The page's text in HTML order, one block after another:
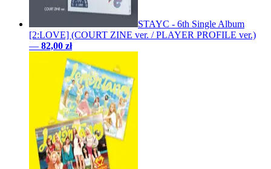
STAYC - 6th Single Album
[2:LOVE] (COURT ZINE ver. / PLAYER PROFILE ver.)
— 82,00 zł